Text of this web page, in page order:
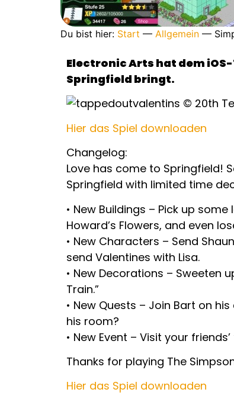
Du bist hier: Start — Allgemein —
Electronic Arts hat dem
Springfield bringt.
Hier das Spiel downloaden
Changelog:
Love has come to Springfield!
Springfield with limited time
• New Buildings – Pick up
Howard’s Flowers, and even
• New Characters – Send
send Valentines with Lisa.
• New Decorations – Sweeten
Train.”
• New Quests – Join Bart on
his room?
• New Event – Visit your
Thanks for playing The
Hier das Spiel downloaden